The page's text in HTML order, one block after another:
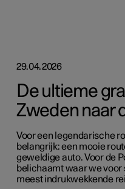
29.04.2026
De ultieme
Zweden naar
Voor een legendarische
belangrijk: een mooie
geweldige auto. Voor de
belichaamt waar we
meest indrukwekkende